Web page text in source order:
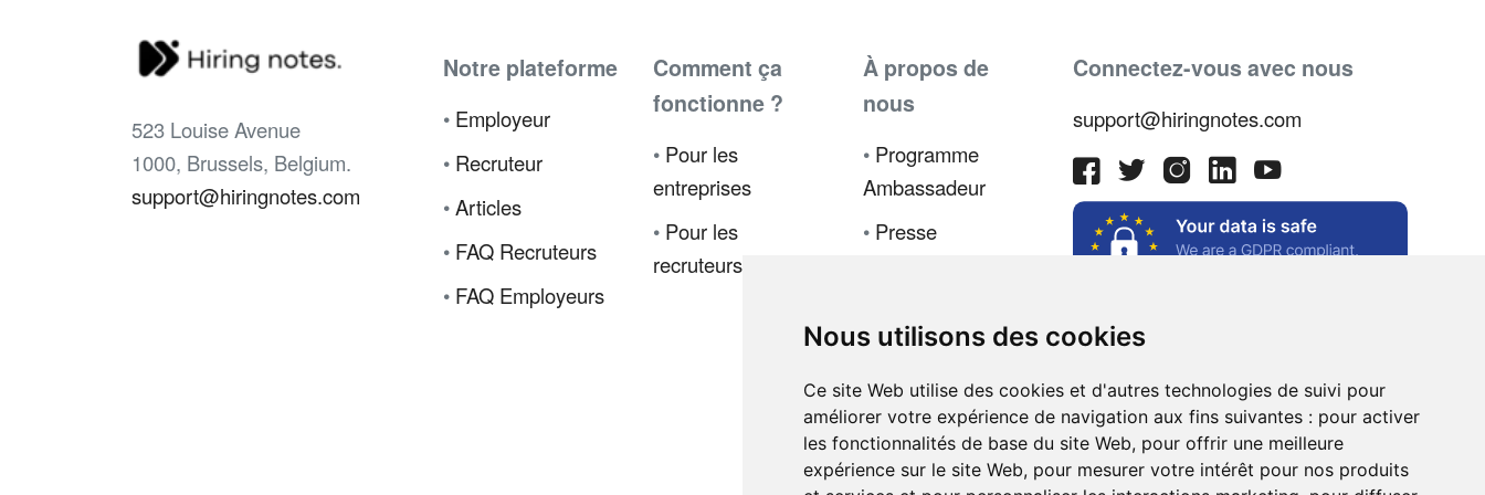
Nous utilisons des cookies
Ce site Web utilise des cookies et d'autres technologies de suivi pour
améliorer votre expérience de navigation aux fins suivantes : pour activer
les fonctionnalités de base du site Web, pour offrir une meilleure
expérience sur le site Web, pour mesurer votre intérêt pour nos produits
523 Louise Avenue
1000, Brussels, Belgium.
support@hiringnotes.com
Notre plateforme
• Employeur
• Recruteur
•Articles
• FAQ Recruteurs
• FAQ Employeurs
Comment ça
fonctionne ?
• Pour les
entreprises
• Pour les
recruteurs
À propos de
nous
• Programme
Ambassadeur
• Presse
• Code de
déontologie
•Conditions de
vente
Connectez-vous avec nous
support@hiringnotes.com